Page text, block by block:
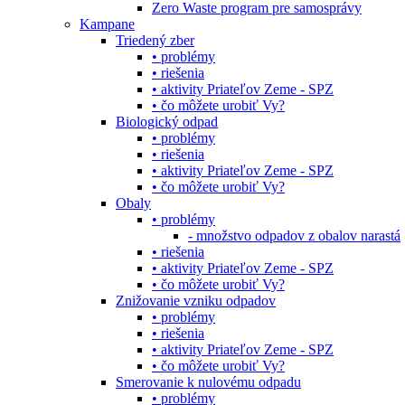
Zero Waste program pre samosprávy
Kampane
Triedený zber
• problémy
• riešenia
• aktivity Priateľov Zeme - SPZ
• čo môžete urobiť Vy?
Biologický odpad
• problémy
• riešenia
• aktivity Priateľov Zeme - SPZ
• čo môžete urobiť Vy?
Obaly
• problémy
- množstvo odpadov z obalov narastá
• riešenia
• aktivity Priateľov Zeme - SPZ
• čo môžete urobiť Vy?
Znižovanie vzniku odpadov
• problémy
• riešenia
• aktivity Priateľov Zeme - SPZ
• čo môžete urobiť Vy?
Smerovanie k nulovému odpadu
• problémy